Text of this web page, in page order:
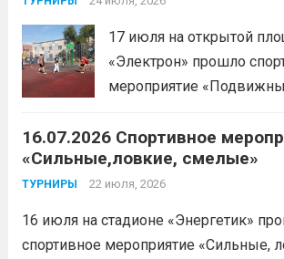
дальше
17 июля на открытой
«Электрон» прошло
мероприятие
16.07.2026 Спортивное
«Сильные,ловкие, смелые»
ТУРНИРЫ 22 июля, 2026
16 июля на стадионе «Энергетик»
спортивное мероприятие «Сильные,